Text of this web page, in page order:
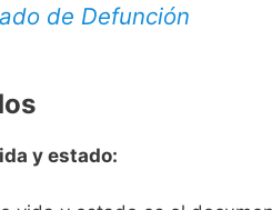
de Defunción
y estado: